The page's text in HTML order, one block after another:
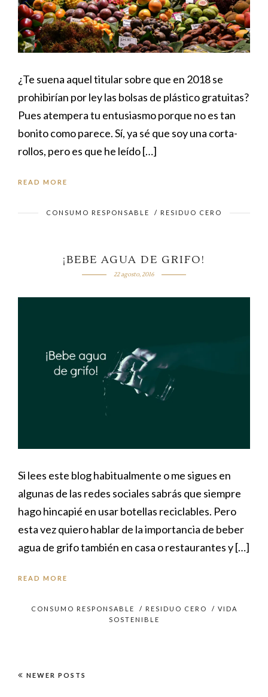
¿Te suena aquel titular sobre que en 2018 se
prohibirían por ley las bolsas de plástico gratuitas?
Pues atempera tu entusiasmo porque no es tan
bonito como parece. Sí, ya sé que soy una corta-
rollos, pero es que he leído […]
READ MORE
CONSUMO RESPONSABLE / RESIDUO CERO
¡BEBE AGUA DE GRIFO!
22 agosto, 2016
Si lees este blog habitualmente o me sigues en
algunas de las redes sociales sabrás que siempre
hago hincapié en usar botellas reciclables. Pero
esta vez quiero hablar de la importancia de beber
agua de grifo también en casa o restaurantes y […]
READ MORE
CONSUMO RESPONSABLE / RESIDUO CERO / VIDA
SOSTENIBLE
NEWER POSTS